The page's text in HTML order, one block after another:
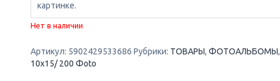
картинке.
Нет в наличии
Артикул: 5902429533686 Рубрики: ТОВАРЫ, ФОТОАЛЬБОМЫ,
10x15/ 200 Фoto